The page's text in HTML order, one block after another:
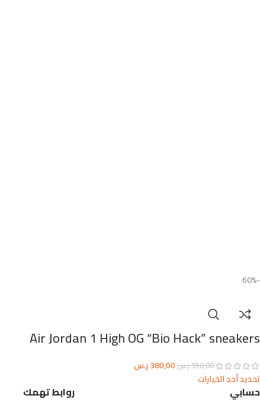
-60%
Air Jordan 1 High OG “Bio Hack” sneakers
950,00ر.س380,00ر.س
تحديد أحد الخيارات
حسابي روابط تهمك